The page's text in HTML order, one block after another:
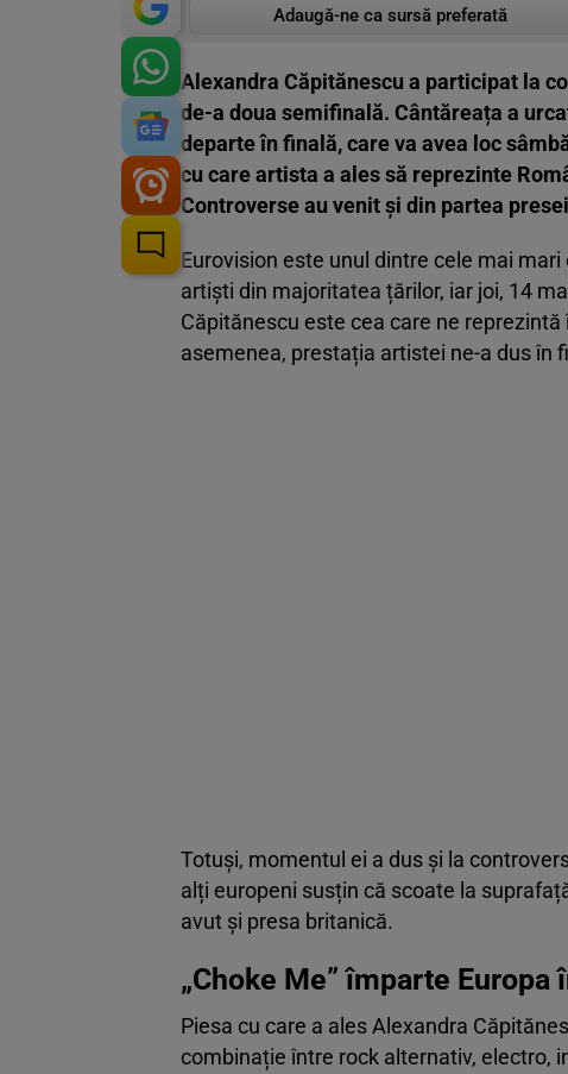
Adaugă-ne ca sursă preferată
Alexandra Căpitănescu a participat la
de-a doua semifinală. Cântăreața a
departe în finală, care va avea loc
cu care artista a ales să reprezinte
Controverse au venit și din partea
Eurovision este unul dintre cele mai
artiști din majoritatea țărilor, iar joi, 14
Căpitănescu este cea care ne reprezintă
asemenea, prestația artistei ne-a dus în
Totuși, momentul ei a dus și la
alți europeni susțin că scoate la
avut și presa britanică.
„Choke Me” împarte Europa
Piesa cu care a ales Alexandra
combinație între rock alternativ, electro,